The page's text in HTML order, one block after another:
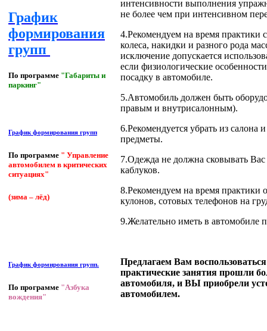
График
формирования
групп
По программе "Габариты и
паркинг"
График формирования групп
По программе " Управление
автомобилем в критических
ситуациях"
(зима – лёд)
График формирования групп.
По программе "Азбука
вождения"
интенсивности выполнения
не более чем при интенсивном
4.Рекомендуем на время практики
колеса, накидки и разного рода
исключение допускается
если физиологические
посадку в автомобиле.
5.Автомобиль должен быть
правым и внутрисалонным).
6.Рекомендуется убрать из
предметы.
7.Одежда не должна сковывать
каблуков.
8.Рекомендуем на время практики
кулонов, сотовых телефонов на
9.Желательно иметь в автомобиле
Предлагаем Вам
практические занятия прошли
автомобиля, и ВЫ приобрели
автомобилем.